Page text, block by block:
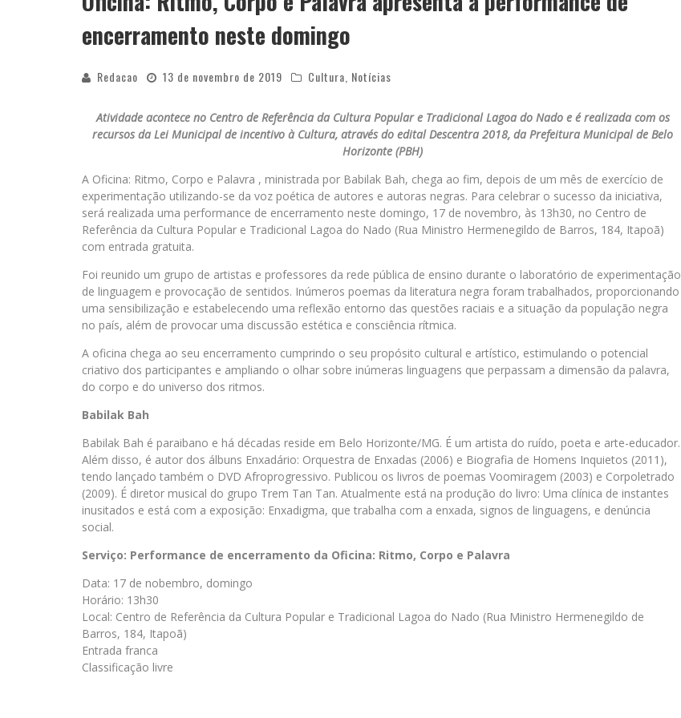
encerramento neste domingo
Redacao 13 de novembro de 2019 Cultura Notícias
Atividade acontece no Centro de Referência da Cultura Popular e Tradicional Lagoa do Nado e é realizada com os
recursos da Lei Municipal de incentivo à Cultura, através do edital Descentra 2018, da Prefeitura Municipal de Belo
Horizonte (PBH)
A Oficina: Ritmo, Corpo e Palavra , ministrada por Babilak Bah, chega ao fim, depois de um mês de exercício de
experimentação utilizando-se da voz poética de autores e autoras negras. Para celebrar o sucesso da iniciativa,
será realizada uma performance de encerramento neste domingo, 17 de novembro, às 13h30, no Centro de
Referência da Cultura Popular e Tradicional Lagoa do Nado (Rua Ministro Hermenegildo de Barros, 184, Itapoã)
com entrada gratuita.
Foi reunido um grupo de artistas e professores da rede pública de ensino durante o laboratório de experimentação
de linguagem e provocação de sentidos. Inúmeros poemas da literatura negra foram trabalhados, proporcionando
uma sensibilização e estabelecendo uma reflexão entorno das questões raciais e a situação da população negra
no país, além de provocar uma discussão estética e consciência rítmica.
A oficina chega ao seu encerramento cumprindo o seu propósito cultural e artístico, estimulando o potencial
criativo dos participantes e ampliando o olhar sobre inúmeras linguagens que perpassam a dimensão da palavra,
do corpo e do universo dos ritmos.
Babilak Bah
Babilak Bah é paraibano e há décadas reside em Belo Horizonte/MG. É um artista do ruído, poeta e arte-educador.
Além disso, é autor dos álbuns Enxadário: Orquestra de Enxadas (2006) e Biografia de Homens Inquietos (2011),
tendo lançado também o DVD Afroprogressivo. Publicou os livros de poemas Voomiragem (2003) e Corpoletrado
(2009). É diretor musical do grupo Trem Tan Tan. Atualmente está na produção do livro: Uma clínica de instantes
inusitados e está com a exposição: Enxadigma, que trabalha com a enxada, signos de linguagens, e denúncia
social.
Serviço: Performance de encerramento da Oficina: Ritmo, Corpo e Palavra
Data: 17 de nobembro, domingo
Horário: 13h30
Local: Centro de Referência da Cultura Popular e Tradicional Lagoa do Nado (Rua Ministro Hermenegildo de
Barros, 184, Itapoã)
Entrada franca
Classificação livre